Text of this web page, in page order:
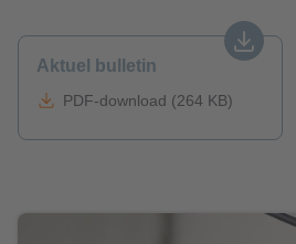
Aktuel bulletin
PDF-download (264 KB)